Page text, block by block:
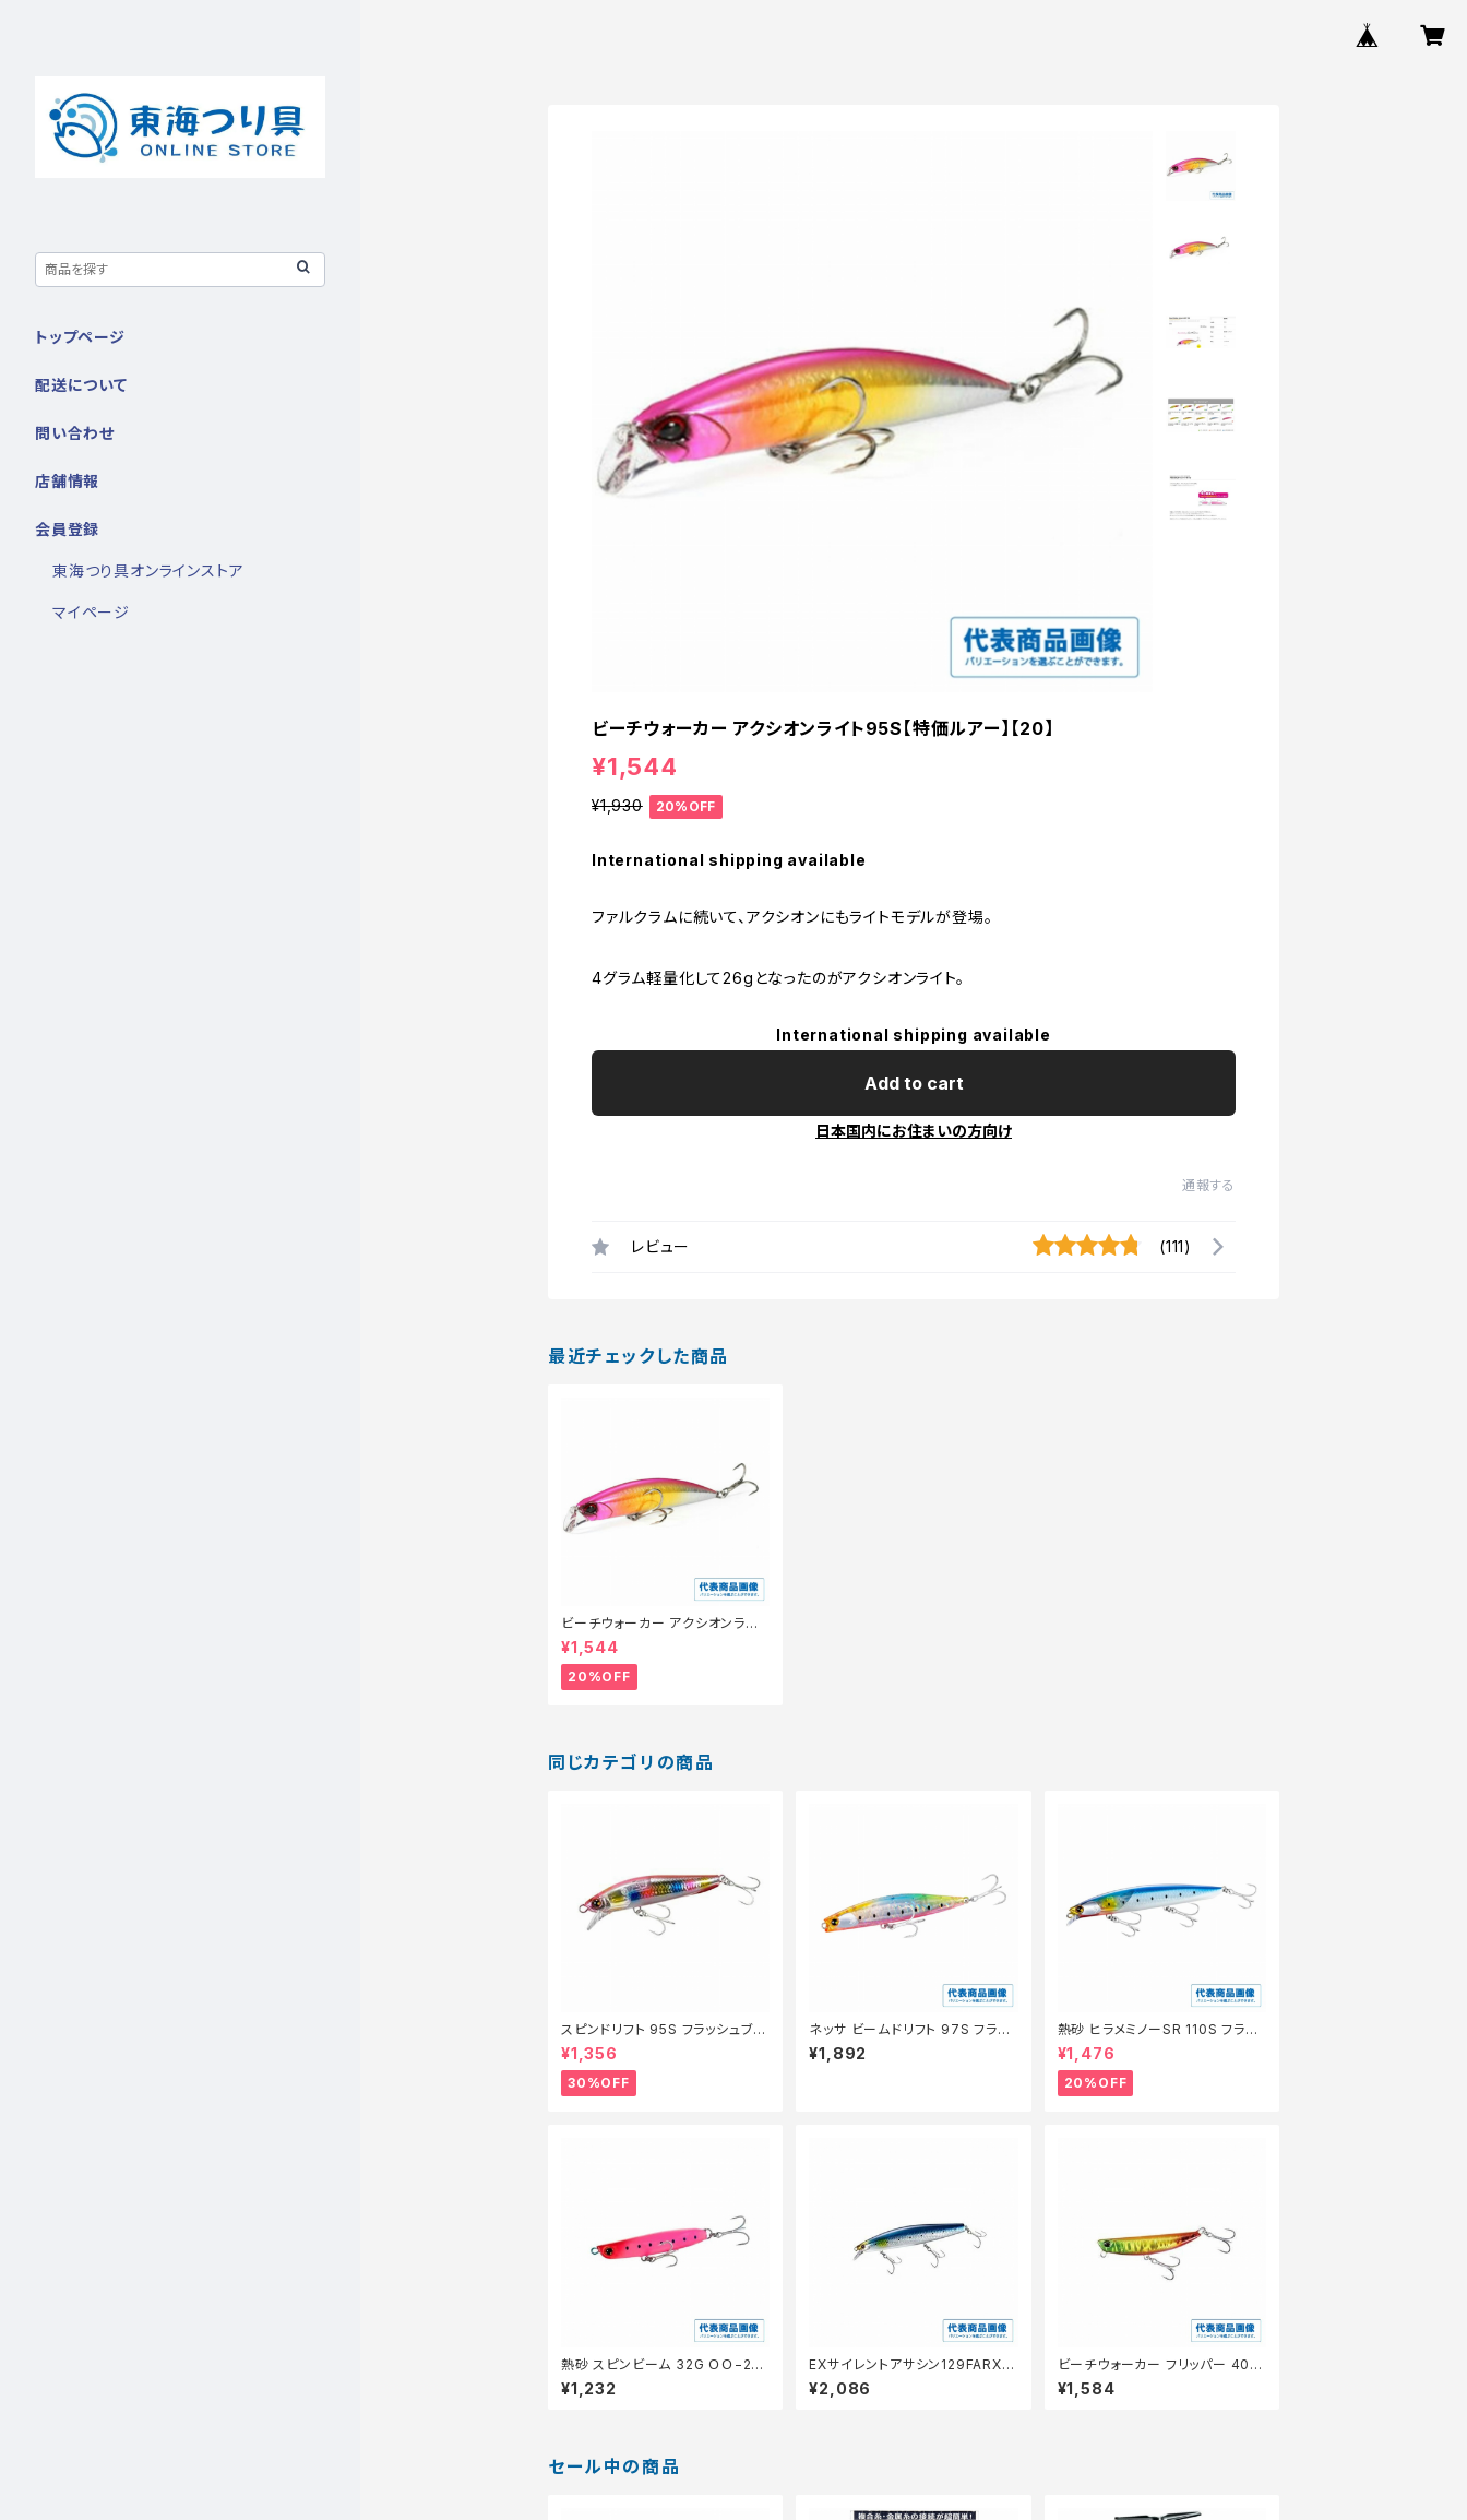
ビーチウォーカー アクシオンライト95S【特価ルアー】【20】
¥1,544
¥1,930 20%OFF
International shipping available
ファルクラムに続いて、アクシオンにもライトモデルが登場。
4グラム軽量化して26gとなったのがアクシオンライト。
International shipping available
Add to cart
日本国内にお住まいの方向け
通報する
レビュー (111)
最近チェックした商品
ビーチウォーカー アクシオンライト
95S【特価ルアー】【20】
¥1,544
20%OFF
同じカテゴリの商品
スピンドリフト 95S フラッシュブー
スト XF−H95V NヒラメCANDY0
02【特価ルアー】【30】
¥1,356
30%OFF
ネッサ ビームドリフト 97S フラッ
シュブースト XG-R97XA【特価ル
アー】【20】
¥1,892
熱砂 ヒラメミノーSR 110S フラッ
シュブースト XF−210W 【特価ル
アー】【20】
¥1,476
20%OFF
熱砂 スピンビーム 32G ＯＯ−232
Ｍ 025【特価ルアー】【20】
¥1,232
EXサイレントアサシン129FARXＭ
−129N
¥2,086
ビーチウォーカー フリッパー 40g
【特価ルアー】【20】
¥1,584
セール中の商品
トップページ
配送について
問い合わせ
店舗情報
会員登録
東海つり具オンラインストア
マイページ